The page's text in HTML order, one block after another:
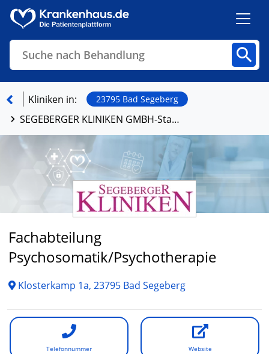
Suche nach Behandlung
Finden
Kliniken in: 23795 Bad Segeberg
SEGEBERGER KLINIKEN GMBH-Standort Bad Segeberg
Fachabteilung
Psychosomatik/Psychotherapie
Klosterkamp 1a, 23795 Bad Segeberg
Telefonnummer Website